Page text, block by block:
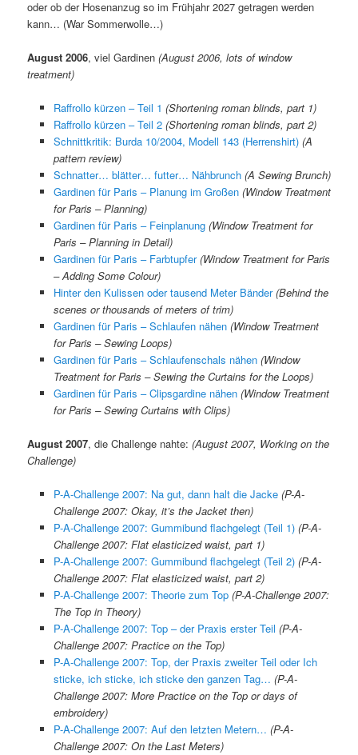
oder ob der Hosenanzug so im Frühjahr 2027 getragen werden
kann… (War Sommerwolle…)
August 2006, viel Gardinen(August 2006, lots of window
treatment)
Raffrollo kürzen – Teil 1 (Shortening roman blinds, part 1)
Raffrollo kürzen – Teil 2 (Shortening roman blinds, part 2)
Schnittkritik: Burda 10/2004, Modell 143 (Herrenshirt) (A
pattern review)
Schnatter… blätter… futter… Nähbrunch (A Sewing Brunch)
Gardinen für Paris – Planung im Großen (Window Treatment
for Paris – Planning)
Gardinen für Paris – Feinplanung (Window Treatment for
Paris – Planning in Detail)
Gardinen für Paris – Farbtupfer (Window Treatment for Paris
– Adding Some Colour)
Hinter den Kulissen oder tausend Meter Bänder (Behind the
scenes or thousands of meters of trim)
Gardinen für Paris – Schlaufen nähen (Window Treatment
for Paris – Sewing Loops)
Gardinen für Paris – Schlaufenschals nähen (Window
Treatment for Paris – Sewing the Curtains for the Loops)
Gardinen für Paris – Clipsgardine nähen (Window Treatment
for Paris – Sewing Curtains with Clips)
August 2007, die Challenge nahte:(August 2007, Working on the
Challenge)
P-A-Challenge 2007: Na gut, dann halt die Jacke (P-A-
Challenge 2007: Okay, it’s the Jacket then)
P-A-Challenge 2007: Gummibund flachgelegt (Teil 1) (P-A-
Challenge 2007: Flat elasticized waist, part 1)
P-A-Challenge 2007: Gummibund flachgelegt (Teil 2) (P-A-
Challenge 2007: Flat elasticized waist, part 2)
P-A-Challenge 2007: Theorie zum Top (P-A-Challenge 2007:
The Top in Theory)
P-A-Challenge 2007: Top – der Praxis erster Teil (P-A-
Challenge 2007: Practice on the Top)
P-A-Challenge 2007: Top, der Praxis zweiter Teil oder Ich
sticke, ich sticke, ich sticke den ganzen Tag… (P-A-
Challenge 2007: More Practice on the Top or days of
embroidery)
P-A-Challenge 2007: Auf den letzten Metern… (P-A-
Challenge 2007: On the Last Meters)